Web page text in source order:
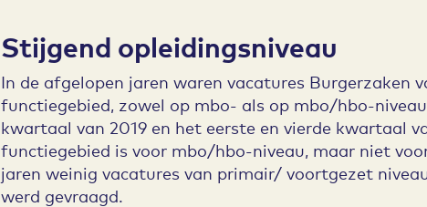
Stijgend opleidingsniveau
In de afgelopen jaren waren vacatures Burgerzaken
functiegebied, zowel op mbo- als op mbo/hbo-
kwartaal van 2019 en het eerste en vierde kwartaal
functiegebied is voor mbo/hbo-niveau, maar niet
jaren weinig vacatures van primair/ voortgezet
werd gevraagd.